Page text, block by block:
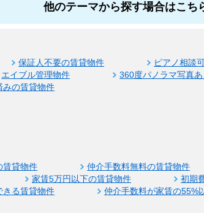
他のテーマから探す場合はこち
保証人不要の賃貸物件 ピアノ相談
エイブル管理物件 360度パノラマ写真
みの賃貸物件
賃貸物件 仲介手数料無料の賃貸物件
家賃5万円以下の賃貸物件 初期
きる賃貸物件
仲介手数料が家賃の55%